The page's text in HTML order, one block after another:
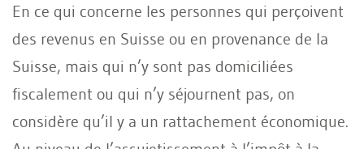
En ce qui concerne les personnes qui perçoivent
des revenus en Suisse ou en provenance de la
Suisse, mais qui n’y sont pas domiciliées
fiscalement ou qui n’y séjournent pas, on
considère qu’il y a un rattachement économique.